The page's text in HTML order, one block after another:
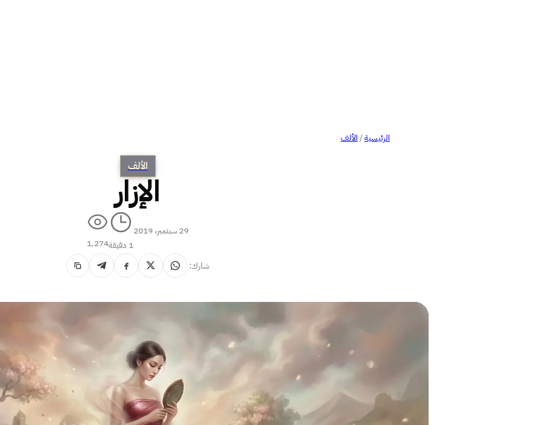
الرئيسية/الألف
الألف
الإزار
29 سبتمبر، 2019
1 دقيقة
1٬274
شارك: